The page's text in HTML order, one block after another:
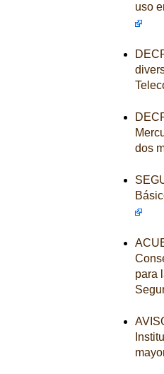
uso
dos
para